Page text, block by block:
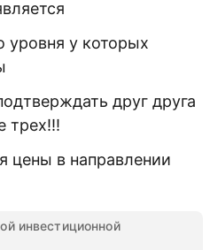
уровня у которых
друг друга
трех!!!
цены в направлении
инвестиционной